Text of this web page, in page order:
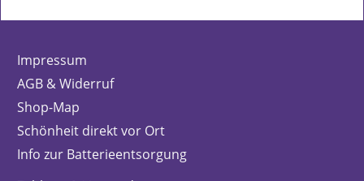
Impressum
AGB & Widerruf
Shop-Map